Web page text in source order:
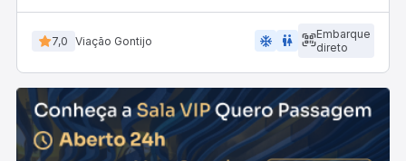
7,0 Viação Gontijo ac_unit wc
Embarque
direto